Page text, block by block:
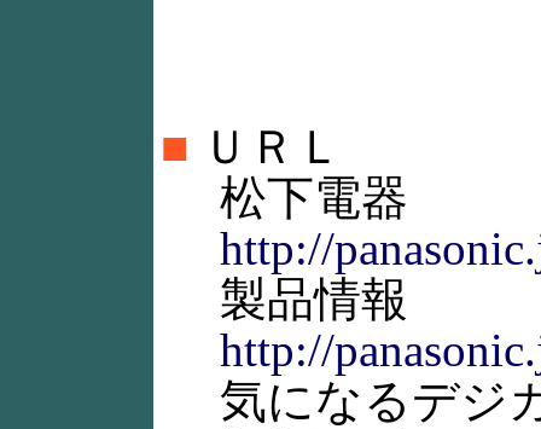
■ ＵＲＬ
松下電器
http://
製品情報
http://
気になるデジ